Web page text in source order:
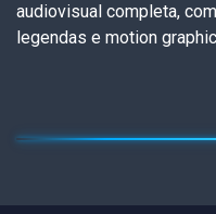
audiovisual completa,
legendas e motion